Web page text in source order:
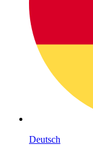
Deutsch